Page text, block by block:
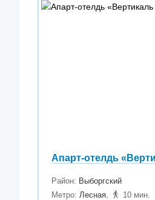
Апарт-отелдь
Район: Выборгский
Метро: Лесная,
10 мин.